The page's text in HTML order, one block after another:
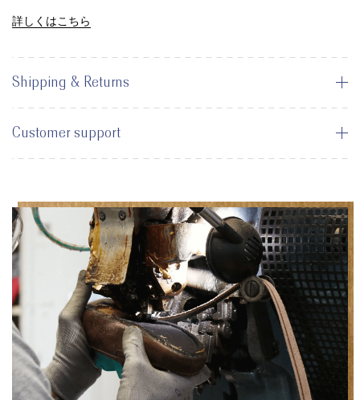
詳しくはこちら
Shipping & Returns
Customer support